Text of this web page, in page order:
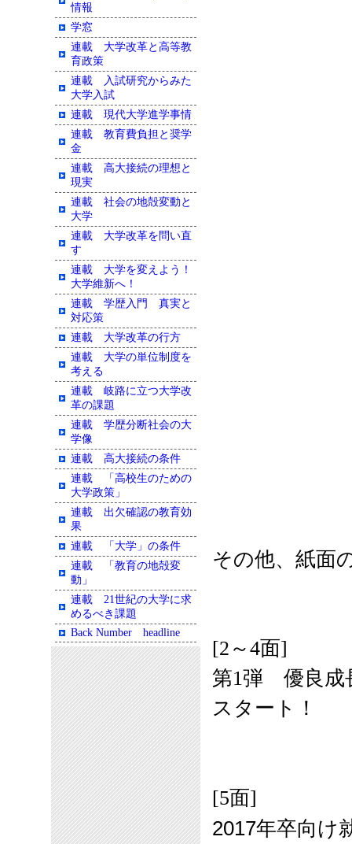
その他、紙面
[2～4面]
第1弾 優良成
スタート！
[5面]
2017年卒向け
情報
学窓
連載 大学改革と高等教
育政策
連載 入試研究からみた
大学入試
連載 現代大学進学事情
連載 教育費負担と奨学
金
連載 高大接続の理想と
現実
連載 社会の地殻変動と
大学
連載 大学改革を問い直
す
連載 大学を変えよう！
大学維新へ！
連載 学歴入門 真実と
対応策
連載 大学改革の行方
連載 大学の単位制度を
考える
連載 岐路に立つ大学改
革の課題
連載 学歴分断社会の大
学像
連載 高大接続の条件
連載 「高校生のための
大学政策」
連載 出欠確認の教育効
果
連載 「大学」の条件
連載 「教育の地殻変
動」
連載 21世紀の大学に求
めるべき課題
Back Number headline